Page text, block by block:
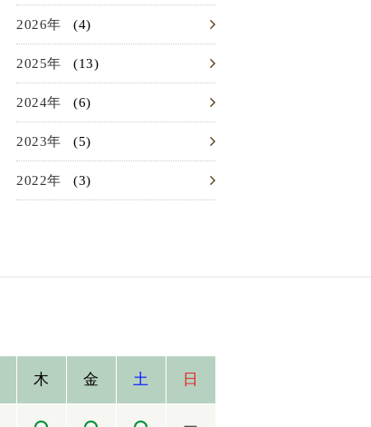
2026 (4)
2025 (13)
2024 (6)
2023 (5)
2022 (3)
木 金 土 日